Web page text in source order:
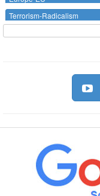
Terrorism-Radicalism